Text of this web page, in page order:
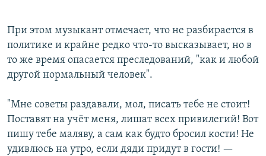
При этом музыкант отмечает, что не разбирается в
политике и крайне редко что-то высказывает, но в
то же время опасается преследований, "как и любой
другой нормальный человек".
"Мне советы раздавали, мол, писать тебе не стоит!
Поставят на учёт меня, лишат всех привилегий! Вот
пишу тебе маляву, а сам как будто бросил кости! Не
удивлюсь на утро, если дяди придут в гости! —